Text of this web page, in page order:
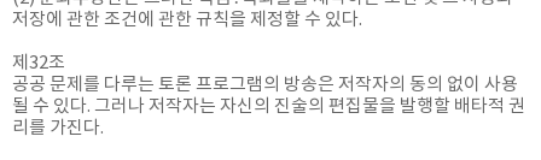
저장에 관한 조건에 관한 규칙을 제정할 수 있다.
제32조
공공 문제를 다루는 토론 프로그램의 방송은 저작자의 동의 없이 사용
될 수 있다. 그러나 저작자는 자신의 진술의 편집물을 발행할 배타적 권
리를 가진다.